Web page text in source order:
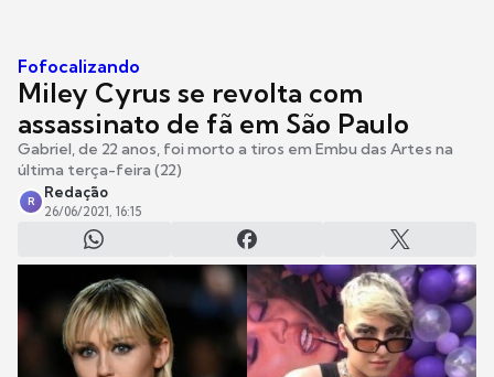
Fofocalizando
Miley Cyrus se revolta com
assassinato de fã em São Paulo
Gabriel, de 22 anos, foi morto a tiros em Embu das Artes na
última terça-feira (22)
R
Redação
26/06/2021, 16:15